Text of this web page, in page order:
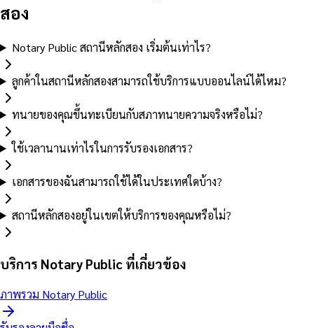
สอง
Notary Public สถานีหลักสอง เริ่มต้นเท่าไร?
ลูกค้าในสถานีหลักสองสามารถใช้บริการแบบออนไลน์ได้ไหม?
ทนายของคุณขึ้นทะเบียนกับสภาทนายความจริงหรือไม่?
ใช้เวลานานเท่าไรในการรับรองเอกสาร?
เอกสารของฉันสามารถใช้ได้ในประเทศใดบ้าง?
สถานีหลักสองอยู่ในเขตให้บริการของคุณหรือไม่?
บริการ Notary Public ที่เกี่ยวข้อง
ภาพรวม Notary Public